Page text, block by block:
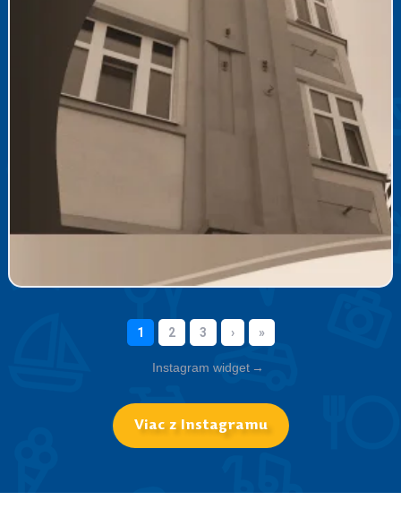
Instagram widget →
Viac z Instagramu